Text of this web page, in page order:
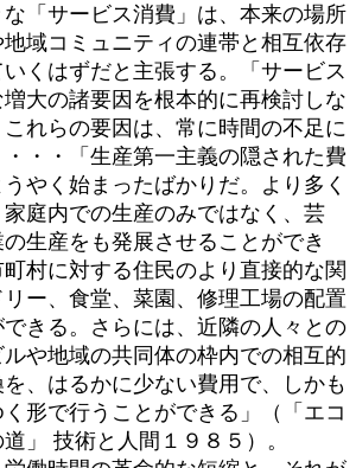
「サービス消費」は、本来の場所
域コミュニティの連帯と相互依存
くはずだと主張する。「サービス
大の諸要因を根本的に再検討しな
れらの要因は、常に時間の不足に
・・「生産第一主義の隠された費
やく始まったばかりだ。より多く
庭内での生産のみではなく、芸
生産をも発展させることができ
村に対する住民のより直接的な関
ー、食堂、菜園、修理工場の配置
きる。さらには、近隣の人々との
や地域の共同体の枠内での相互的
、はるかに少ない費用で、しかも
形で行うことができる」（「エコ
」 技術と人間１９８５）。